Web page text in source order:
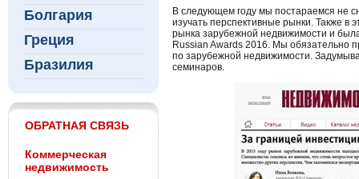
Болгария
Греция
Бразилия
ОБРАТНАЯ СВЯЗЬ
Коммерческая
недвижимость
В следующем году мы постараемся не
изучать перспективные рынки. Также в
рынка зарубежной недвижимости и
Russian Awards 2016. Мы обязательно
по зарубежной недвижимости.
семинаров.